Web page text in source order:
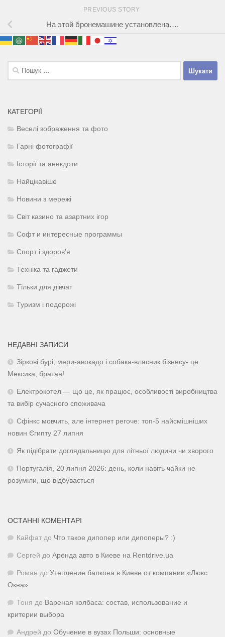
PREVIOUS STORY
На этой бронемашине установлена….
Пошук:
КАТЕГОРІЇ
Веселі зображення та фото
Гарні фотографії
Історії та анекдоти
Найцікавіше
Новини з мережі
Світ казино та азартних ігор
Софт и интересные программы
Спорт і здоров'я
Техніка та гаджети
Тільки для дівчат
Туризм і подорожі
НЕДАВНІ ЗАПИСИ
Зіркові бурі, мери-авокадо і собака-власник бізнесу- це
Мексика, братан!
Електрокотел — що це, як працює, особливості виробництва
та вибір сучасного споживача
Сфінкс мовчить, але інтернет регоче: топ-5 найсмішніших
новин Єгипту 27 липня
Як підібрати доглядальницю для літньої людини чи хворого
Португалія, 20 липня 2026: день, коли навіть чайки не
розуміли, що відбувається
ОСТАННІ КОМЕНТАРІ
Кайфат до Что такое дипопер или дипоперы? :)
Сергей до Аренда авто в Киеве на Rentdrive.ua
Роман до Утепление балкона в Киеве от компании «Люкс
Окна»
Тоня до Вареная колбаса: состав, использование и
критерии выбора
Андрей до Обучение в вузах Польши: основные